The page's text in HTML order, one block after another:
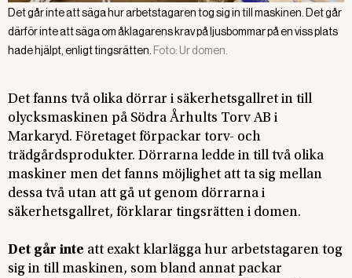
Det går inte att säga hur arbetstagaren tog sig in till maskinen. Det går
därför inte att säga om åklagarens krav på ljusbommar på en viss plats
hade hjälpt, enligt tingsrätten. Foto: Ur domen.
Det fanns två olika dörrar i säkerhetsgallret in till
olycksmaskinen på Södra Århults Torv AB i
Markaryd. Företaget förpackar torv- och
trädgårdsprodukter. Dörrarna ledde in till två olika
maskiner men det fanns möjlighet att ta sig mellan
dessa två utan att gå ut genom dörrarna i
säkerhetsgallret, förklarar tingsrätten i domen.
Det går inte att exakt klarlägga hur arbetstagaren tog
sig in till maskinen, som bland annat packar